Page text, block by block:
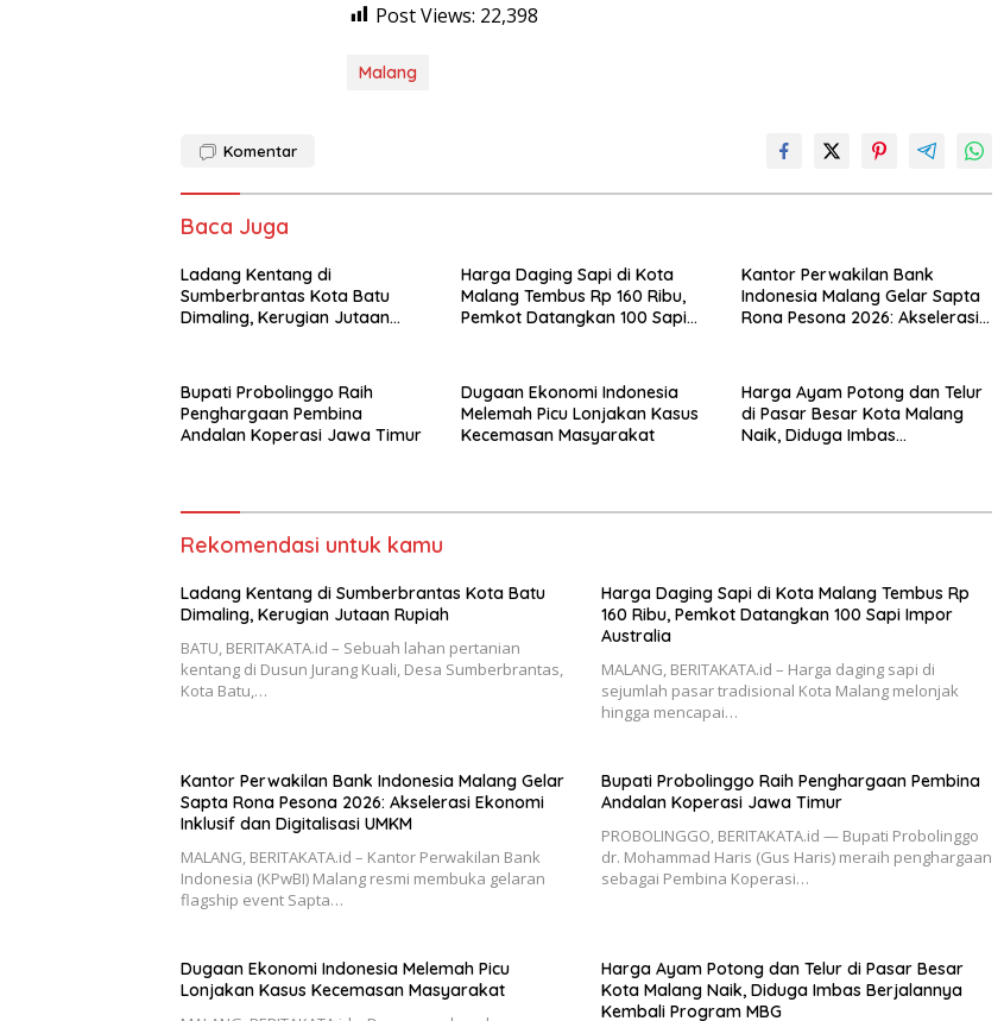
Post Views: 22,398
Malang
Komentar
Baca Juga
Ladang Kentang di
Sumberbrantas Kota Batu
Dimaling, Kerugian Jutaan
Harga Daging Sapi di Kota
Malang Tembus Rp 160 Ribu,
Pemkot Datangkan 100 Sapi
Kantor Perwakilan Bank
Indonesia Malang Gelar Sapta
Rona Pesona 2026: Akselerasi
Bupati Probolinggo Raih
Penghargaan Pembina
Andalan Koperasi Jawa Timur
Dugaan Ekonomi Indonesia
Melemah Picu Lonjakan Kasus
Kecemasan Masyarakat
Harga Ayam Potong dan Telur
di Pasar Besar Kota Malang
Naik, Diduga Imbas
Rekomendasi untuk kamu
Ladang Kentang di Sumberbrantas Kota Batu
Dimaling, Kerugian Jutaan Rupiah
BATU, BERITAKATA.id – Sebuah lahan pertanian
kentang di Dusun Jurang Kuali, Desa Sumberbrantas,
Kota Batu,…
Harga Daging Sapi di Kota Malang Tembus Rp
160 Ribu, Pemkot Datangkan 100 Sapi Impor
Australia
MALANG, BERITAKATA.id – Harga daging sapi di
sejumlah pasar tradisional Kota Malang melonjak
hingga mencapai…
Kantor Perwakilan Bank Indonesia Malang Gelar
Sapta Rona Pesona 2026: Akselerasi Ekonomi
Inklusif dan Digitalisasi UMKM
MALANG, BERITAKATA.id – Kantor Perwakilan Bank
Indonesia (KPwBI) Malang resmi membuka gelaran
flagship event Sapta…
Bupati Probolinggo Raih Penghargaan Pembina
Andalan Koperasi Jawa Timur
PROBOLINGGO, BERITAKATA.id — Bupati Probolinggo
dr. Mohammad Haris (Gus Haris) meraih penghargaan
sebagai Pembina Koperasi…
Dugaan Ekonomi Indonesia Melemah Picu
Lonjakan Kasus Kecemasan Masyarakat
Harga Ayam Potong dan Telur di Pasar Besar
Kota Malang Naik, Diduga Imbas Berjalannya
Kembali Program MBG